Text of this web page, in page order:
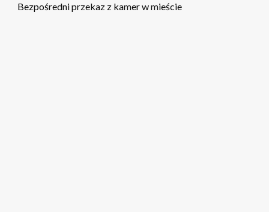
Bezpośredni przekaz z kamer w mieście